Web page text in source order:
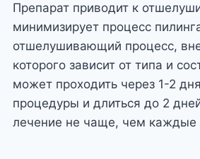
Препарат приводит к
минимизирует процесс
отшелушивающий процесс,
которого зависит от типа и
может проходить через 1-2
процедуры и длиться до 2
лечение не чаще, чем каждые